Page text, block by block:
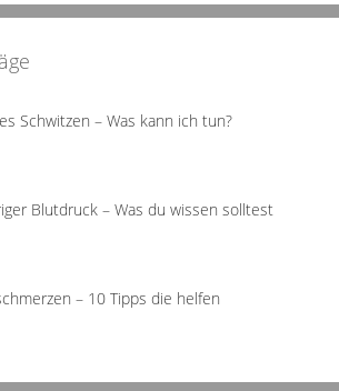
Schwitzen – Was kann ich tun?
Blutdruck – Was du wissen solltest
– 10 Tipps die helfen